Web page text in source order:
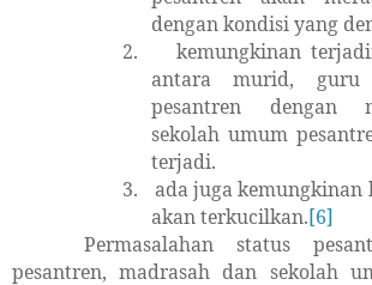
dengan kondisi yang
2.
kemungkinan
antara murid, guru
pesantren dengan
sekolah umum
terjadi.
3.
ada juga kemungkinan
akan terkucilkan.[6]
Permasalahan status
pesantren, madrasah dan sekolah